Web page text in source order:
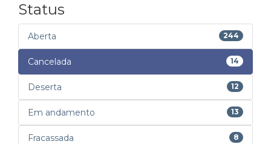
Status
Aberta 244
Cancelada 14
Deserta 12
Em andamento 13
Fracassada 8